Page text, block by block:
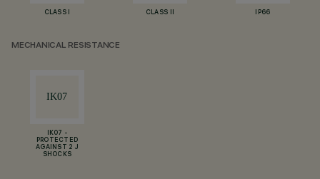
CLASS I CLASS II IP66
MECHANICAL RESISTANCE
IK07 -
PROTECTED
AGAINST 2 J
SHOCKS